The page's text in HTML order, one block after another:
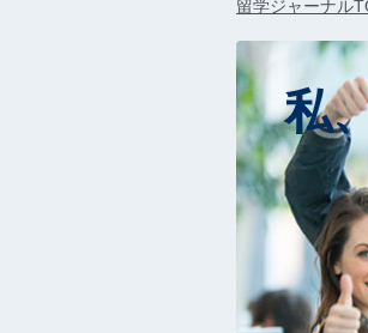
留学ジャーナル
私